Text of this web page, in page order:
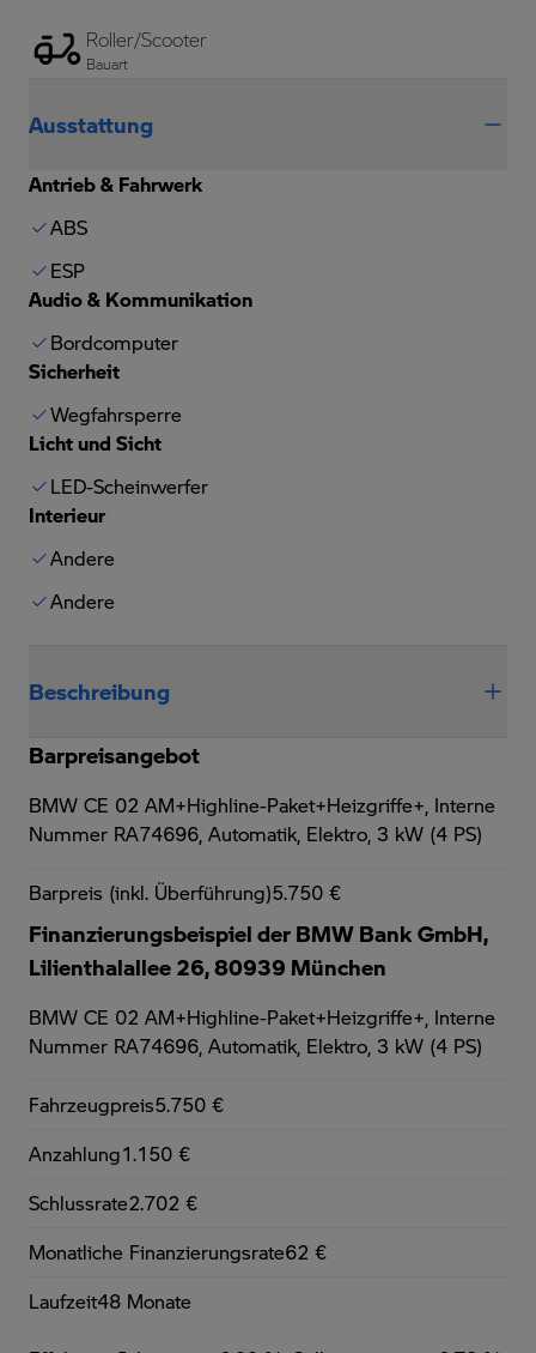
Roller/Scooter
Bauart
Ausstattung
Antrieb & Fahrwerk
ABS
ESP
Audio & Kommunikation
Bordcomputer
Sicherheit
Wegfahrsperre
Licht und Sicht
LED-Scheinwerfer
Interieur
Andere
Andere
Beschreibung
Barpreisangebot
BMW CE 02 AM+Highline-Paket+Heizgriffe+, Interne
Nummer RA74696, Automatik, Elektro, 3 kW (4 PS)
Barpreis (inkl. Überführung)5.750 €
Finanzierungsbeispiel der BMW Bank GmbH,
Lilienthalallee 26, 80939 München
BMW CE 02 AM+Highline-Paket+Heizgriffe+, Interne
Nummer RA74696, Automatik, Elektro, 3 kW (4 PS)
Fahrzeugpreis5.750 €
Anzahlung1.150 €
Schlussrate2.702 €
Monatliche Finanzierungsrate62 €
Laufzeit48 Monate